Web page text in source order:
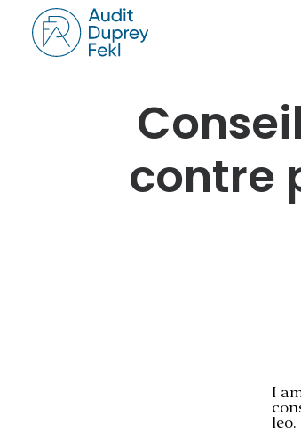
contre
I
leo.